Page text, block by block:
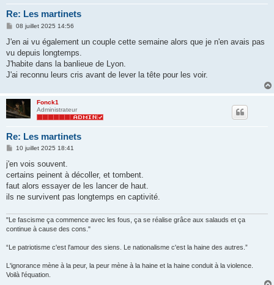
Re: Les martinets
M
s
a
g
08 juillet 2025 14:56
J'en ai vu également un couple cette semaine alors que je n'en avais pas
vu depuis longtemps.
J'habite dans la banlieue de Lyon.
J'ai reconnu leurs cris avant de lever la tête pour les voir.
Fonck1
Administrateur
Re: Les martinets
M
s
a
g
10 juillet 2025 18:41
j'en vois souvent.
certains peinent à décoller, et tombent.
faut alors essayer de les lancer de haut.
ils ne survivent pas longtemps en captivité.
"Le fascisme ça commence avec les fous, ça se réalise grâce aux salauds et ça
continue à cause des cons."
“Le patriotisme c'est l'amour des siens. Le nationalisme c'est la haine des autres.”
L'ignorance mène à la peur, la peur mène à la haine et la haine conduit à la violence.
Voilà l'équation.